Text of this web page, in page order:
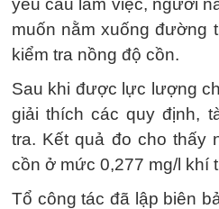
yêu cầu làm việc, người
muốn nằm xuống đường
kiểm tra nồng độ cồn.
Sau khi được lực lượng
giải thích các quy định,
tra. Kết quả đo cho thấy
cồn ở mức 0,277 mg/l khí
Tổ công tác đã lập biên